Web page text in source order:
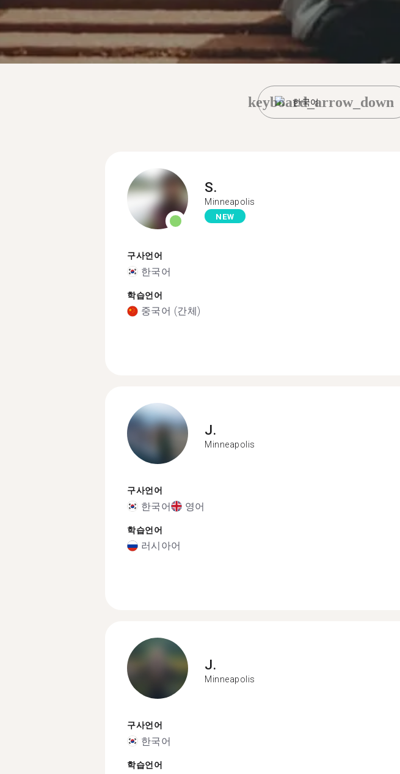
한국어
keyboard_arrow_down
S.
Minneapolis
NEW
구사언어
한국어
학습언어
중국어 (간체)
J.
Minneapolis
구사언어
한국어 영어
학습언어
러시아어
J.
Minneapolis
구사언어
한국어
학습언어